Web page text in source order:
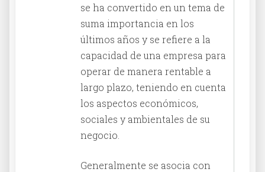
se ha convertido en un tema de
suma importancia en los
últimos años y se refiere a la
capacidad de una empresa para
operar de manera rentable a
largo plazo, teniendo en cuenta
los aspectos económicos,
sociales y ambientales de su
negocio.
Generalmente se asocia con